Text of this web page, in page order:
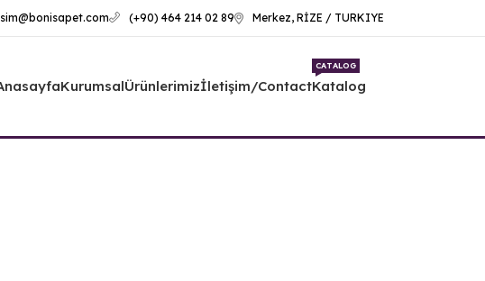
(+90) 464 214 02 89 Merkez, RİZE / TURKIYE
KurumsalÜrünlerimizİletişim/ContactKatalog
CATALOG